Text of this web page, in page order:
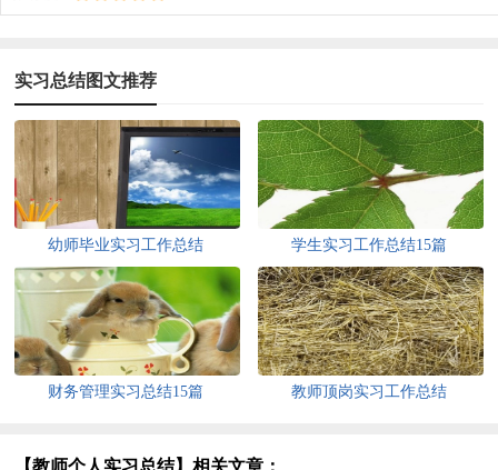
实习总结图文推荐
幼师毕业实习工作总结 学生实习工作总结15篇
财务管理实习总结15篇 教师顶岗实习工作总结
【教师个人实习总结】相关文章：